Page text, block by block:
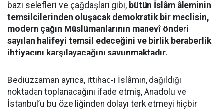
bazı selefleri ve çağdaşları gibi, bütün İslâm âleminin
temsilcilerinden oluşacak demokratik bir meclisin,
modern çağın Müslümanlarının manevî önderi
sayılan halifeyi temsil edeceğini ve birlik beraberlik
ihtiyacını karşılayacağını savunmaktadır.
Bediüzzaman ayrıca, ittihad-ı İslâmın, dağıldığı
noktadan toplanacağını ifade etmiş, Anadolu ve
İstanbul’u bu özelliğinden dolayı terk etmeyi hiçbir